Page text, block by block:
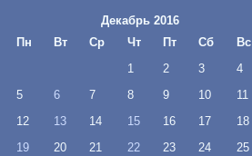
Декабрь 2016
Пн
Вт Ср Чт Пт Сб
Вс
1
2 3
4
5
6 7 8 9 10
11
12
13 14 15 16 17
18
19
20 21 22 23 24 25